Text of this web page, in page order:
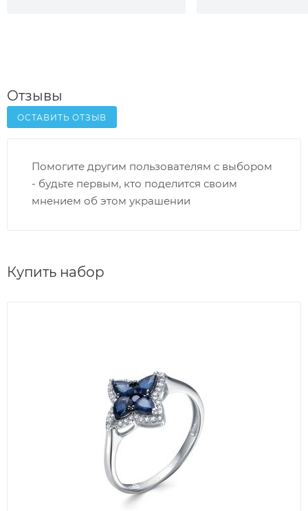
Отзывы
ОСТАВИТЬ ОТЗЫВ
Помогите другим пользователям с выбором
- будьте первым, кто поделится своим
мнением об этом украшении
Купить набор